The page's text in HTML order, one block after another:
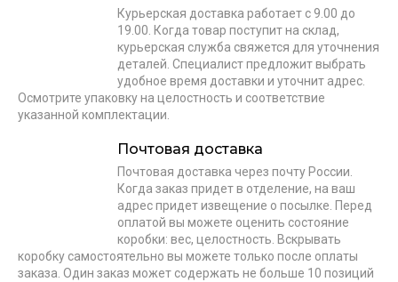
Курьерская доставка работает с 9.00 до
19.00. Когда товар поступит на склад,
курьерская служба свяжется для уточнения
деталей. Специалист предложит выбрать
удобное время доставки и уточнит адрес.
Осмотрите упаковку на целостность и соответствие
указанной комплектации.
Почтовая доставка
Почтовая доставка через почту России.
Когда заказ придет в отделение, на ваш
адрес придет извещение о посылке. Перед
оплатой вы можете оценить состояние
коробки: вес, целостность. Вскрывать
коробку самостоятельно вы можете только после оплаты
заказа. Один заказ может содержать не больше 10 позиций